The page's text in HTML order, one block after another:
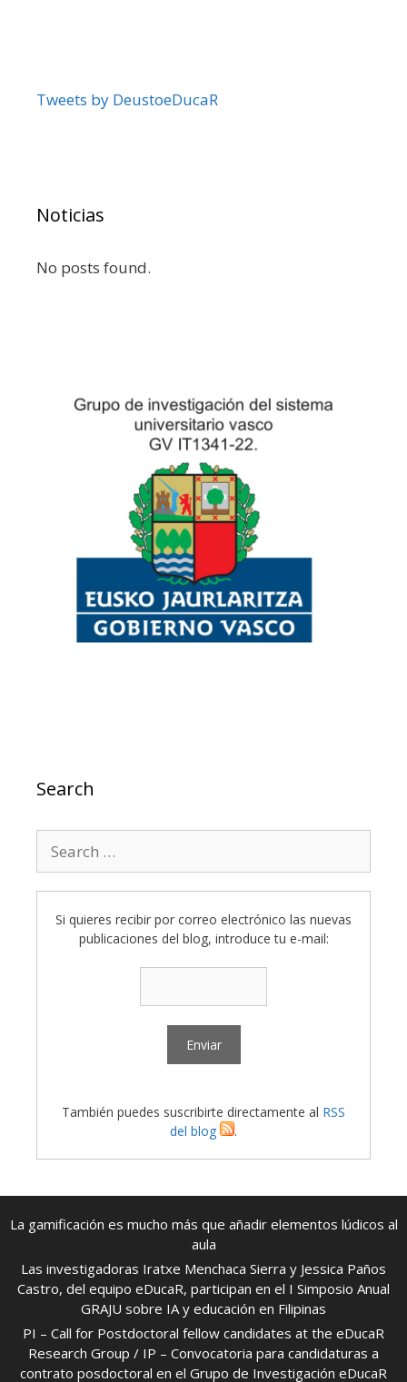
Tweets by DeustoeDucaR
Noticias
No posts found.
Search
for:
Si quieres recibir por correo electrónico las nuevas
publicaciones del blog, introduce tu e-mail:
También puedes suscribirte directamente al RSS
del blog
.
La gamificación es mucho más que añadir elementos lúdicos al
aula
Las investigadoras Iratxe Menchaca Sierra y Jessica Paños
Castro, del equipo eDucaR, participan en el I Simposio Anual
GRAJU sobre IA y educación en Filipinas
PI – Call for Postdoctoral fellow candidates at the eDucaR
Research Group / IP – Convocatoria para candidaturas a
contrato posdoctoral en el Grupo de Investigación eDucaR